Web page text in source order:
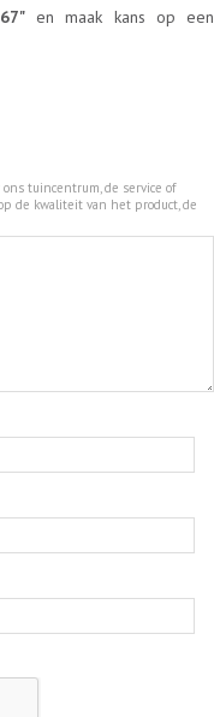
en maak kans op een
tuincentrum, de service of
de kwaliteit van het product, de